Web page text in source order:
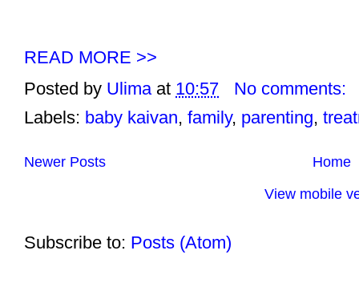
READ MORE >>
Posted by Ulima at 10:57
No comments:
Labels: baby kaivan, family, parenting,
Newer Posts
Home
View mobile
Subscribe to: Posts (Atom)